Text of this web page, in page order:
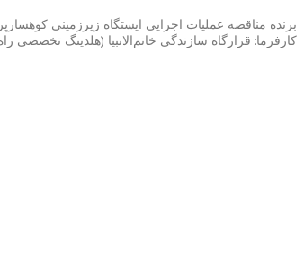
برنده مناقصه عملیات اجرایی ایستگاه زیرزمینی کوهسارپروژه
کارفرما: قرارگاه سازندگی خاتم‌الانبیا (هلدینگ